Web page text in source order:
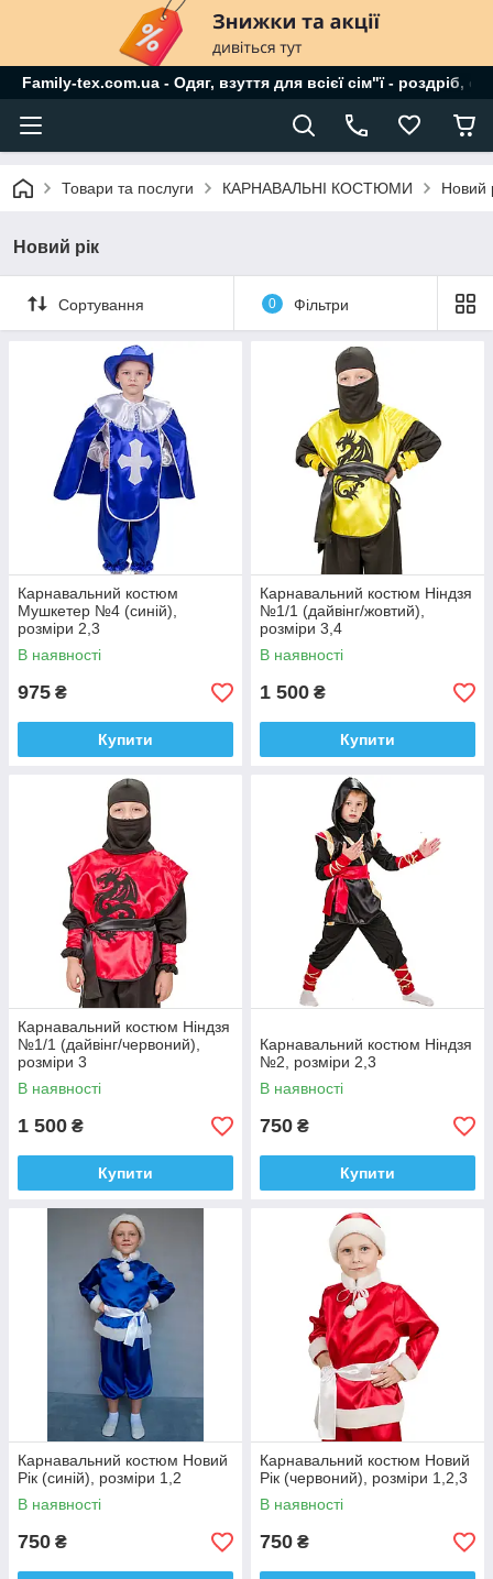
Family-tex.com.ua - Одяг, взуття для всієї сім"ї - роздріб,
Товари та послуги КАРНАВАЛЬНІ КОСТЮМИ Новий
Новий рік
Сортування 0 Фільтри
Карнавальний костюм
Мушкетер №4 (синій),
розміри 2,3
В наявності
975 ₴
Купити
Карнавальний костюм Ніндзя
№1/1 (дайвінг/жовтий),
розміри 3,4
В наявності
1 500 ₴
Купити
Карнавальний костюм Ніндзя
№1/1 (дайвінг/червоний),
розміри 3
В наявності
1 500 ₴
Купити
Карнавальний костюм Ніндзя
№2, розміри 2,3
В наявності
750 ₴
Купити
Карнавальний костюм Новий
Рік (синій), розміри 1,2
В наявності
750 ₴
Карнавальний костюм Новий
Рік (червоний), розміри 1,2,3
В наявності
750 ₴